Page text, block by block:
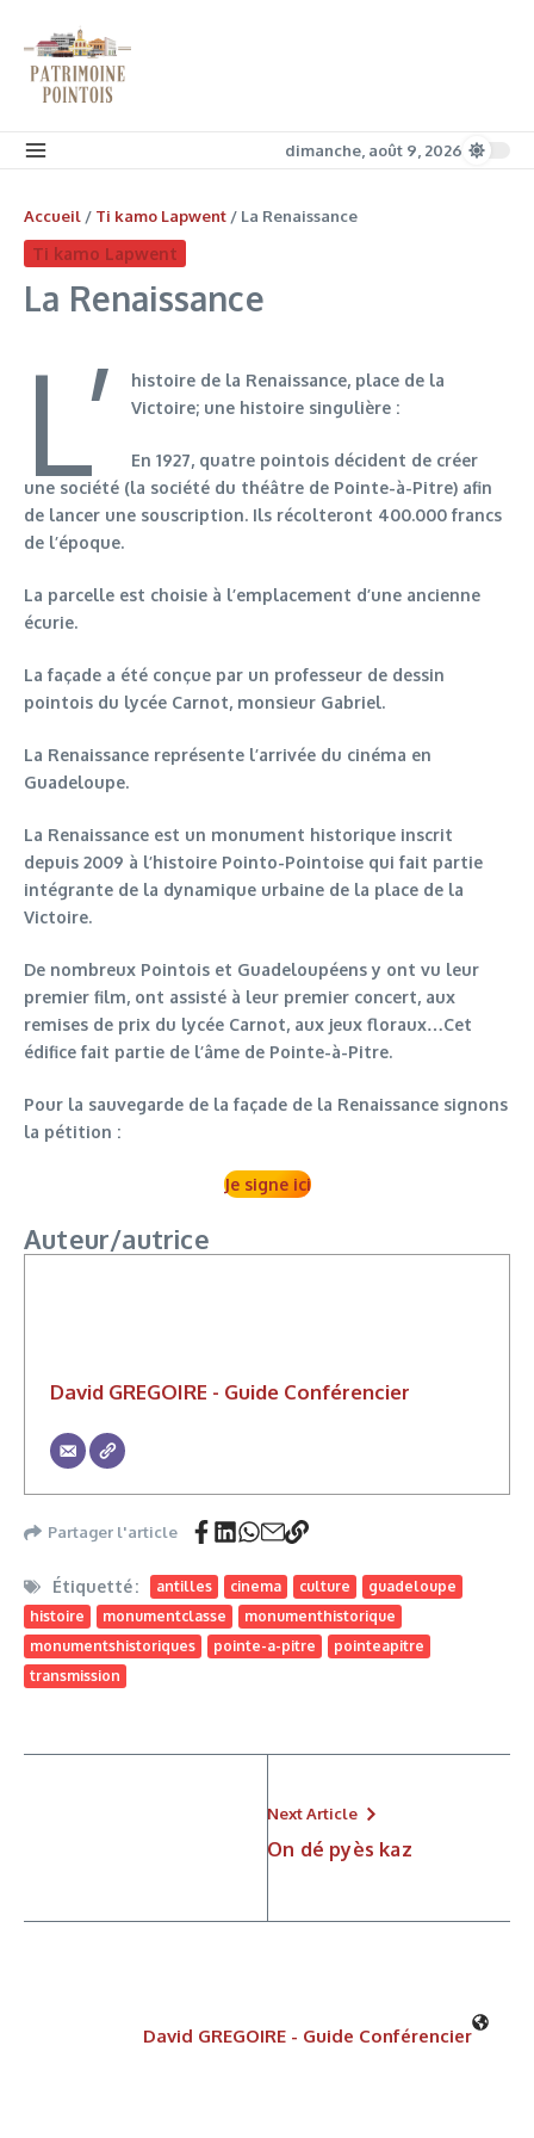
dimanche, août 9, 2026
Accueil / Ti kamo Lapwent / La Renaissance
Ti kamo Lapwent
La Renaissance
L’
histoire de la Renaissance, place de la
Victoire; une histoire singulière :
En 1927, quatre pointois décident de créer
une société (la société du théâtre de Pointe-à-Pitre) afin
de lancer une souscription. Ils récolteront 400.000 francs
de l’époque.
La parcelle est choisie à l’emplacement d’une ancienne
écurie.
La façade a été conçue par un professeur de dessin
pointois du lycée Carnot, monsieur Gabriel.
La Renaissance représente l’arrivée du cinéma en
Guadeloupe.
La Renaissance est un monument historique inscrit
depuis 2009 à l’histoire Pointo-Pointoise qui fait partie
intégrante de la dynamique urbaine de la place de la
Victoire.
De nombreux Pointois et Guadeloupéens y ont vu leur
premier film, ont assisté à leur premier concert, aux
remises de prix du lycée Carnot, aux jeux floraux…Cet
édifice fait partie de l’âme de Pointe-à-Pitre.
Pour la sauvegarde de la façade de la Renaissance signons
la pétition :
Je signe ici
Auteur/autrice
David GREGOIRE - Guide Conférencier
Partager l'article
Étiquetté : antilles cinema culture
guadeloupe
histoire
monumentclasse
monumenthistorique
monumentshistoriques
pointe-a-pitre
pointeapitre
transmission
Next Article
On dé pyès kaz
David GREGOIRE - Guide Conférencier